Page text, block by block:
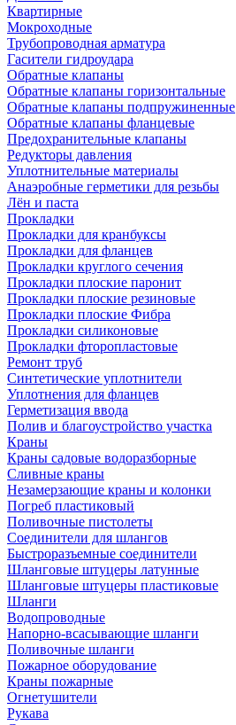
Квартирные
Мокроходные
Трубопроводная арматура
Гасители гидроудара
Обратные клапаны
Обратные клапаны горизонтальные
Обратные клапаны подпружиненные
Обратные клапаны фланцевые
Предохранительные клапаны
Редукторы давления
Уплотнительные материалы
Анаэробные герметики для резьбы
Лён и паста
Прокладки
Прокладки для кранбуксы
Прокладки для фланцев
Прокладки круглого сечения
Прокладки плоские паронит
Прокладки плоские резиновые
Прокладки плоские Фибра
Прокладки силиконовые
Прокладки фторопластовые
Ремонт труб
Синтетические уплотнители
Уплотнения для фланцев
Герметизация ввода
Полив и благоустройство участка
Краны
Краны садовые водоразборные
Сливные краны
Незамерзающие краны и колонки
Погреб пластиковый
Поливочные пистолеты
Соединители для шлангов
Быстроразъемные соединители
Шланговые штуцеры латунные
Шланговые штуцеры пластиковые
Шланги
Водопроводные
Напорно-всасывающие шланги
Поливочные шланги
Пожарное оборудование
Краны пожарные
Огнетушители
Рукава